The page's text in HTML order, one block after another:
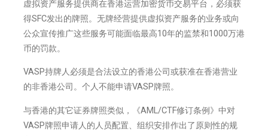
虚拟资产服务提供商在香港运营加密货币交易平台，必须获
得SFC发出的牌照。无牌经营提供虚拟资产服务的业务或向
公众宣传推广这些服务可能面临最高10年的监禁和1000万港
币的罚款。
VASP持牌人必须是合法设立的香港公司或获准在香港营业
的非香港公司。个人不能申请VASP牌照。
与香港的其它证券牌照类似，《AML/CTF修订条例》中对
VASP牌照申请人的人员配置、组织安排作出了原则性的规